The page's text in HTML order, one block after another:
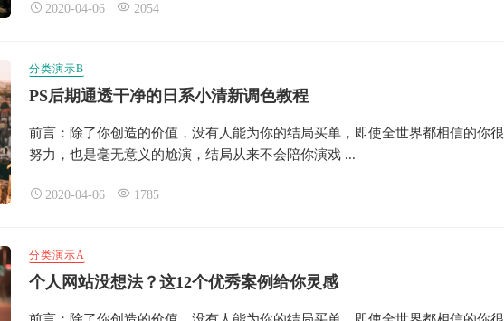
2020-04-06 2054
分类演示B
PS后期通透干净的日系小清新调色教程
前言：除了你创造的价值，没有人能为你的结局买单，即使全世界都相信的你很
努力，也是毫无意义的尬演，结局从来不会陪你演戏 ...
2020-04-06 1785
分类演示A
个人网站没想法？这12个优秀案例给你灵感